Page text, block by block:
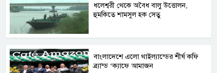
ধলেশ্বরী থেকে অবৈধ বালু উত্তোলন,
হুমকিতে শামসুল হক সেতু
বাংলাদেশে এলো থাইল্যান্ডের শীর্ষ কফি
ব্র্যান্ড ‘ক্যাফে আমাজন